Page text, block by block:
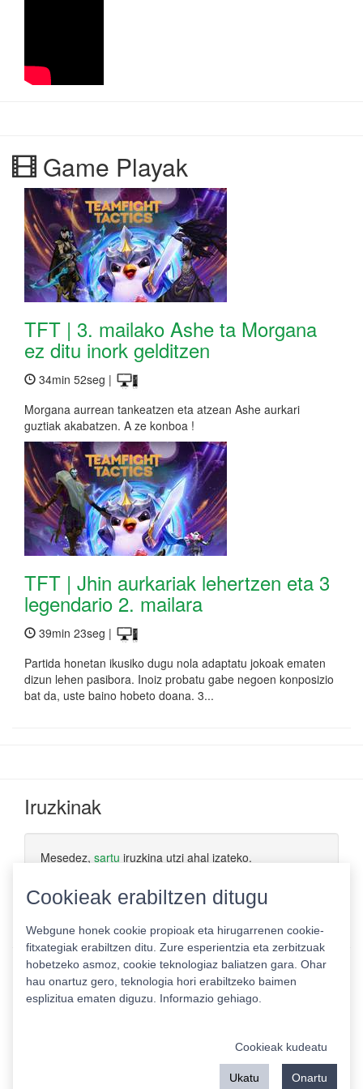
Game Playak
TFT | 3. mailako Ashe ta Morgana
ez ditu inork gelditzen
34min 52seg |
Morgana aurrean tankeatzen eta atzean Ashe aurkari
guztiak akabatzen. A ze konboa !
TFT | Jhin aurkariak lehertzen eta 3
legendario 2. mailara
39min 23seg |
Partida honetan ikusiko dugu nola adaptatu jokoak ematen
dizun lehen pasibora. Inoiz probatu gabe negoen konposizio
bat da, uste baino hobeto doana. 3...
Iruzkinak
Mesedez, sartu iruzkina utzi ahal izateko.
Estatistikak
Cookieak erabiltzen ditugu
Webgune honek cookie propioak eta hirugarrenen cookie-
fitxategiak erabiltzen ditu. Zure esperientzia eta zerbitzuak
hobetzeko asmoz, cookie teknologiaz baliatzen gara. Ohar
hau onartuz gero, teknologia hori erabiltzeko baimen
esplizitua ematen diguzu. Informazio gehiago.
Cookieak kudeatu
Ukatu Onartu